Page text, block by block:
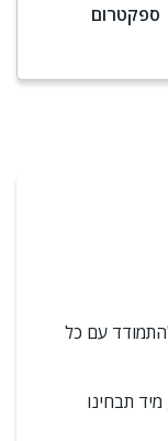
ספקטרום
עם כל
תבחינו